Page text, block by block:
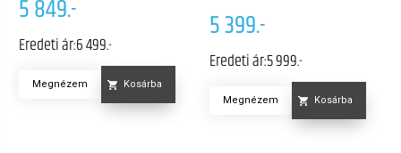
5 849.-
Eredeti ár:6 499.-
Megnézem Kosárba
5 399.-
Eredeti ár:5 999.-
Megnézem Kosárba